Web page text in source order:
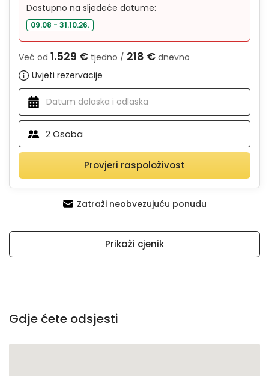
Dostupno na sljedeće datume:
09.08 - 31.10.26.
Već od 1.529 € tjedno / 218 € dnevno
Uvjeti rezervacije
2Osoba
Provjeri raspoloživost
Zatraži neobvezujuću ponudu
Prikaži cjenik
Gdje ćete odsjesti